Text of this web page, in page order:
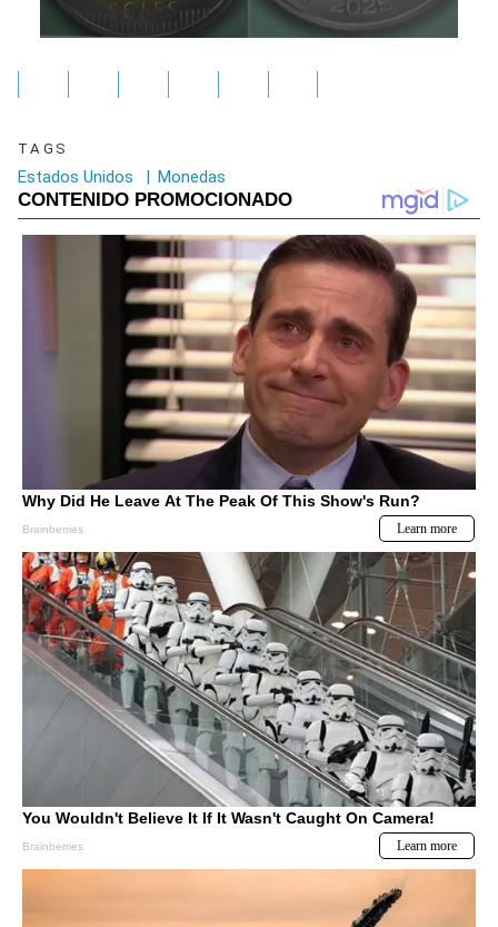
seconds
TAGS
Estados Unidos | Monedas